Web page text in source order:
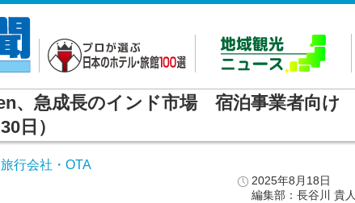
、急成長のインド市場 宿泊事業者向け
日）
旅行会社・OTA
2025年8月18日
編集部：長谷川 貴人